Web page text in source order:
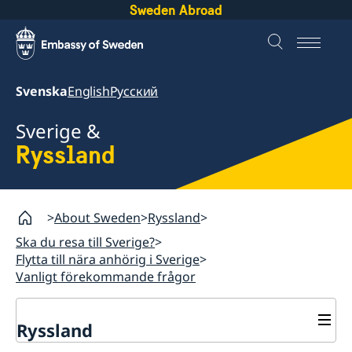
Sweden Abroad
SvenskaEnglishРусский
Sverige &
Ryssland
About Sweden Ryssland
Ska du resa till Sverige?
Flytta till nära anhörig i Sverige
Vanligt förekommande frågor
Ryssland